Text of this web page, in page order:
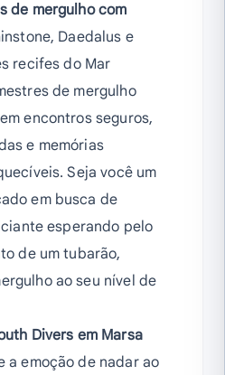
de mergulho com
Daedalus e
recifes do Mar
de mergulho
encontros seguros,
e memórias
Seja você um
em busca de
esperando pelo
de um tubarão,
ao seu nível de
Divers em Marsa
a emoção de nadar ao